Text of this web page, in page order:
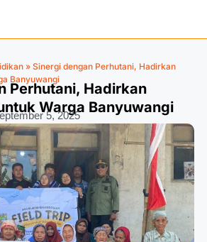
» Sinergi dengan Perhutani, Hadirkan
Banyuwangi
Perhutani, Hadirkan
Warga Banyuwangi
5, 2025